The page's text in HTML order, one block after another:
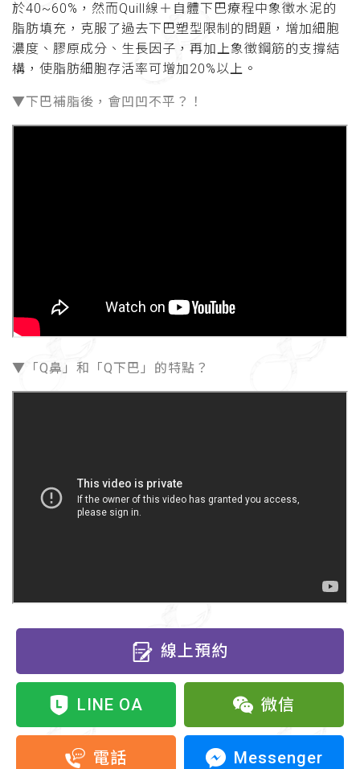
於40~60%，然而Quill線＋自體下巴療程中象徵水泥的
脂肪填充，克服了過去下巴塑型限制的問題，增加細胞
濃度、膠原成分、生長因子，再加上象徵鋼筋的支撐結
構，使脂肪細胞存活率可增加20%以上。
▼下巴補脂後，會凹凹不平？！
▼「Q鼻」和「Q下巴」的特點？
線上預約
LINE OA 微信
電話 Messenger